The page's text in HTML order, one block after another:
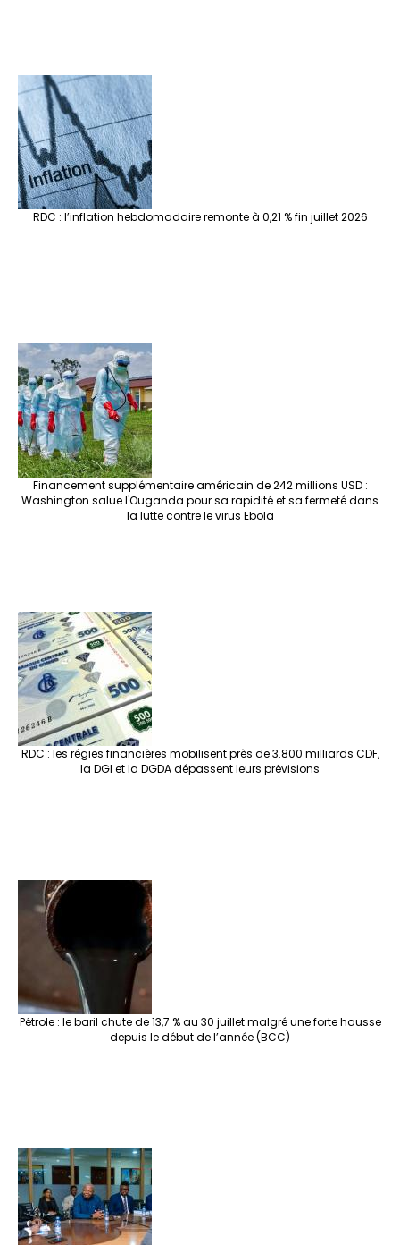
RDC : l’inflation hebdomadaire remonte à 0,21 % fin juillet 2026
Financement supplémentaire américain de 242 millions USD :
Washington salue l'Ouganda pour sa rapidité et sa fermeté dans
la lutte contre le virus Ebola
RDC : les régies financières mobilisent près de 3.800 milliards CDF,
la DGI et la DGDA dépassent leurs prévisions
Pétrole : le baril chute de 13,7 % au 30 juillet malgré une forte hausse
depuis le début de l’année (BCC)